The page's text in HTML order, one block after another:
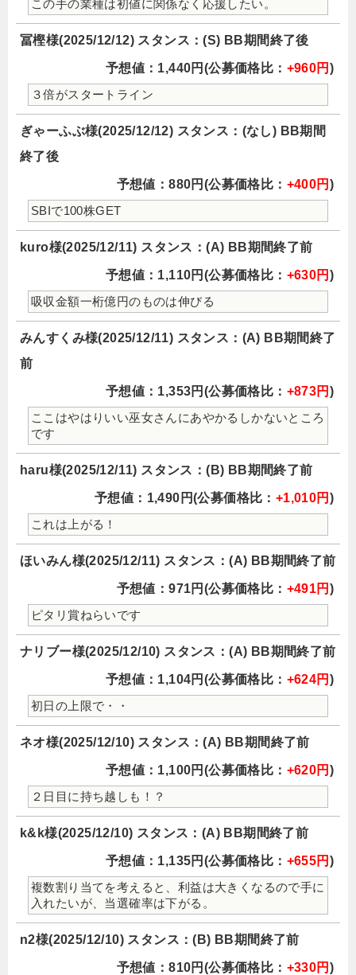
この手の業種は初値に関係なく応援したい。
冨樫様(2025/12/12) スタンス：(S) BB期間終了後
予想値：1,440円(公募価格比： +960円 )
３倍がスタートライン
ぎゃーふぶ様(2025/12/12) スタンス：(なし) BB期間
終了後
予想値：880円(公募価格比： +400円 )
SBIで100株GET
kuro様(2025/12/11) スタンス：(A) BB期間終了前
予想値：1,110円(公募価格比： +630円 )
吸収金額一桁億円のものは伸びる
みんすくみ様(2025/12/11) スタンス：(A) BB期間終了
前
予想値：1,353円(公募価格比： +873円 )
ここはやはりいい巫女さんにあやかるしかないところ
です
haru様(2025/12/11) スタンス：(B) BB期間終了前
予想値：1,490円(公募価格比： +1,010円 )
これは上がる！
ほいみん様(2025/12/11) スタンス：(A) BB期間終了前
予想値：971円(公募価格比： +491円 )
ピタリ賞ねらいです
ナリブー様(2025/12/10) スタンス：(A) BB期間終了前
予想値：1,104円(公募価格比： +624円 )
初日の上限で・・
ネオ様(2025/12/10) スタンス：(A) BB期間終了前
予想値：1,100円(公募価格比： +620円 )
２日目に持ち越しも！？
k&k様(2025/12/10) スタンス：(A) BB期間終了前
予想値：1,135円(公募価格比： +655円 )
複数割り当てを考えると、利益は大きくなるので手に
入れたいが、当選確率は下がる。
n2様(2025/12/10) スタンス：(B) BB期間終了前
予想値：810円(公募価格比： +330円 )